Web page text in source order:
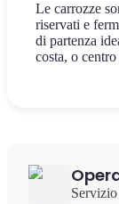
Le carrozze
riservati e
di partenza
costa, o